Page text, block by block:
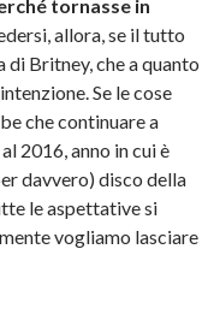
tornasse in
allora, se il tutto
di Britney, che a quanto
Se le cose
che continuare a
2016, anno in cui è
davvero) disco della
le aspettative si
vogliamo lasciare